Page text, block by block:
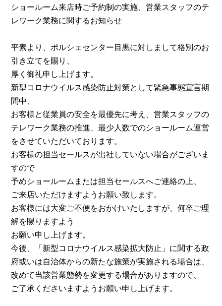
ショールーム来店時ご予約制の実施、営業スタッフのテ
レワーク業務に関するお知らせ
平素より、ポルシェセンター目黒に対しまして格別のお
引き立てを賜り、
厚く御礼申し上げます。
新型コロナウイルス感染防止対策として緊急事態宣言期
間中、
お客様と従業員の安全を最優先に考え、営業スタッフの
テレワーク業務の推進、最少人数でのショールーム運営
をさせていただいております。
お客様の担当セールスが出社していない場合がございま
すので
予めショールームまたは担当セールスへご連絡の上、
ご来店いただけますようお願い致します。
お客様には大変ご不便をおかけいたしますが、何卒ご理
解を賜りますよう
お願い申し上げます。
今後、「新型コロナウイルス感染拡大防止」に関する政
府或いは自治体からの新たな施策が実施される場合は、
改めて当該営業態勢を変更する場合がありますので、
ご了承くださいますようお願い申し上げます。